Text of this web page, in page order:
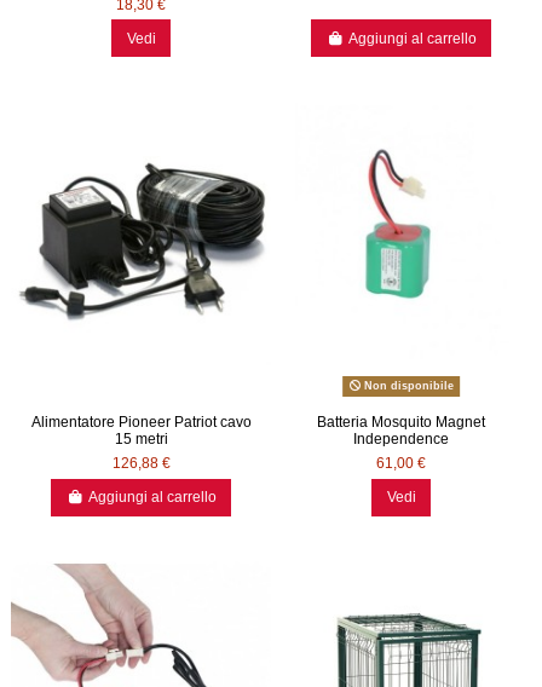
18,30 €
Vedi Aggiungi al carrello
Alimentatore Pioneer Patriot cavo
15 metri
126,88 €
Aggiungi al carrello
Non disponibile
Batteria Mosquito Magnet
Independence
61,00 €
Vedi